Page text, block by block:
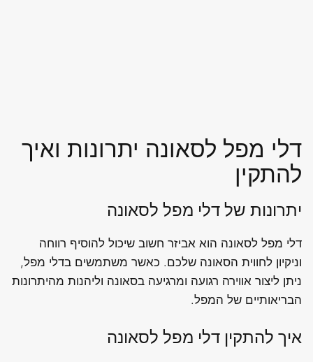
דלי מפל לסאונה יתרונות ואיך
להתקין
יתרונות של דלי מפל לסאונה
דלי מפל לסאונה הוא אביזר חשוב שיכול להוסיף רווחה
וניקיון לחווית הסאונה שלכם. כאשר משתמשים בדלי מפל,
ניתן ליצור אווירה רגועה ומרגיעה בסאונה וליהנות מהיתרונות
הבריאותיים של המפל.
איך להתקין דלי מפל לסאונה